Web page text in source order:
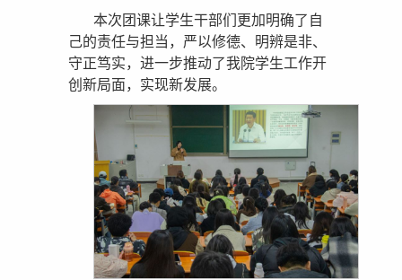
本次团课让学生干部们更加明确了自
己的责任与担当，严以修德、明辨是非、
守正笃实，进一步推动了我院学生工作开
创新局面，实现新发展。